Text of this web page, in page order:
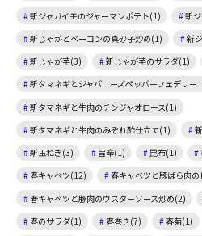
新ジャガイモのジャーマンポテト(1)
新
新じゃがとベーコンの真砂子炒め(1)
新
新じゃが芋(3)
新じゃが芋のサラダ(1)
新タマネギとジャパニーズペッパーフェデリー
新タマネギと牛肉のチンジャオロース(1)
新タマネギと牛肉のみぞれ酢仕立て(1)
新玉ねぎ(3)
旨辛(1) 昆布(1)
春キャベツ(12)
春キャベツと豚ばら肉
春キャベツと豚肉のウスターソース炒め(2)
春のサラダ(1)
春巻き(7) 春菊(1)